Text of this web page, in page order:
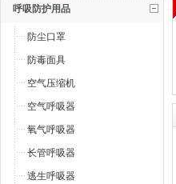
呼吸防护用品
防尘口罩
防毒面具
空气压缩机
空气呼吸器
氧气呼吸器
长管呼吸器
逃生呼吸器